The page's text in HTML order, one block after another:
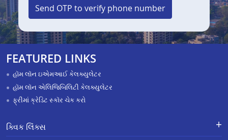
Send OTP to verify phone number
FEATURED LINKS
હૉમ લૉન ઇએમઆઈ કેલક્યુલેટર
હૉમ લૉન એલિજિબિલિટી કેલક્યુલેટર
ફ્રીમાં ક્રેડિટ સ્કૉર ચેક કરો
ક્વિક લિંક્સ